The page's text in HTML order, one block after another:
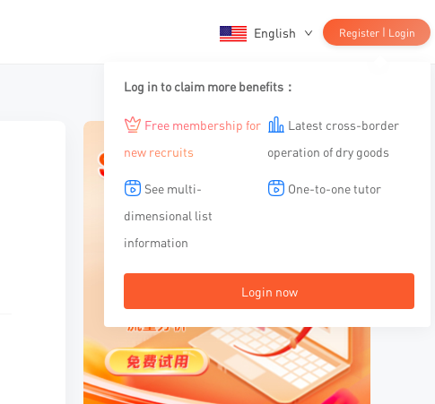
English Register | Login
Log in to claim more benefits：
Free membership for
new recruits
Latest cross-border
operation of dry goods
See multi-
dimensional list
information
One-to-one tutor
Login now